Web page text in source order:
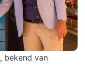
, bekend van